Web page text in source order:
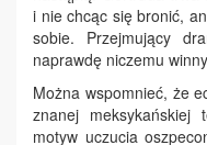
i nie chcąc się bronić,
sobie. Przejmujący
naprawdę niczemu
Można wspomnieć, że
znanej meksykańskiej
motyw uczucia